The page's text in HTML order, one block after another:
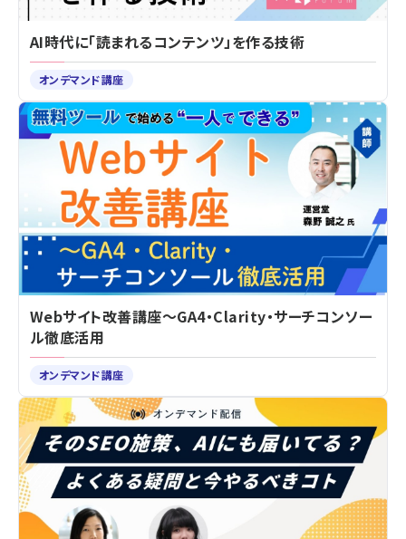
AI時代に「読まれるコンテンツ」を作る技術
オンデマンド講座
Webサイト改善講座～GA4・Clarity・サーチコンソー
ル徹底活用
オンデマンド講座